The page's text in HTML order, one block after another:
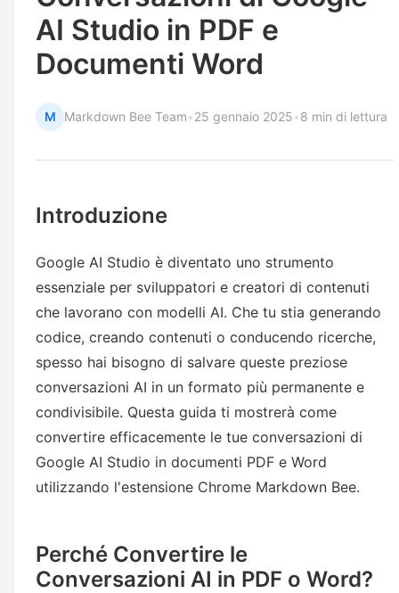
AI Studio in PDF e
Documenti Word
M Markdown Bee Team•25 gennaio 2025•8 min di lettura
Introduzione
Google AI Studio è diventato uno strumento
essenziale per sviluppatori e creatori di contenuti
che lavorano con modelli AI. Che tu stia generando
codice, creando contenuti o conducendo ricerche,
spesso hai bisogno di salvare queste preziose
conversazioni AI in un formato più permanente e
condivisibile. Questa guida ti mostrerà come
convertire efficacemente le tue conversazioni di
Google AI Studio in documenti PDF e Word
utilizzando l'estensione Chrome Markdown Bee.
Perché Convertire le
Conversazioni AI in PDF o Word?